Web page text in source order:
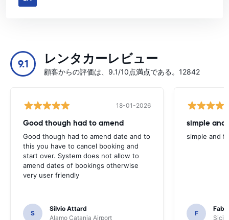
9.1 レンタカーレビュー
顧客からの評価は、9.1/10点満点である。12842
18-01-2026
Good though had to amend
Good though had to amend date and to
this you have to cancel booking and
start over. System does not allow to
amend dates of bookings otherwise
very user friendly
S
Silvio Attard
Alamo Catania Airport
simple and
simple and
F